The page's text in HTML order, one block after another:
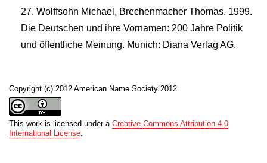
Copyright (c) 2012 American Name Society 2012
This work is licensed under a Creative Commons Attribution 4.0
International License.
Wolffsohn Michael, Brechenmacher Thomas. 1999.
Die Deutschen und ihre Vornamen: 200 Jahre Politik
und öffentliche Meinung. Munich: Diana Verlag AG.